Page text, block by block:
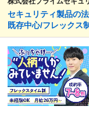
セキュリティ製品の
既存中心/フレックス